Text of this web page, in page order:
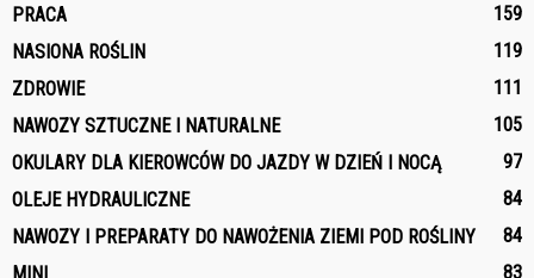
PRACA
159
NASIONA ROŚLIN
119
ZDROWIE
111
NAWOZY SZTUCZNE I NATURALNE
105
OKULARY DLA KIEROWCÓW DO JAZDY W DZIEŃ I NOCĄ
97
OLEJE HYDRAULICZNE
84
NAWOZY I PREPARATY DO NAWOŻENIA ZIEMI POD ROŚLINY
84
MINI
83